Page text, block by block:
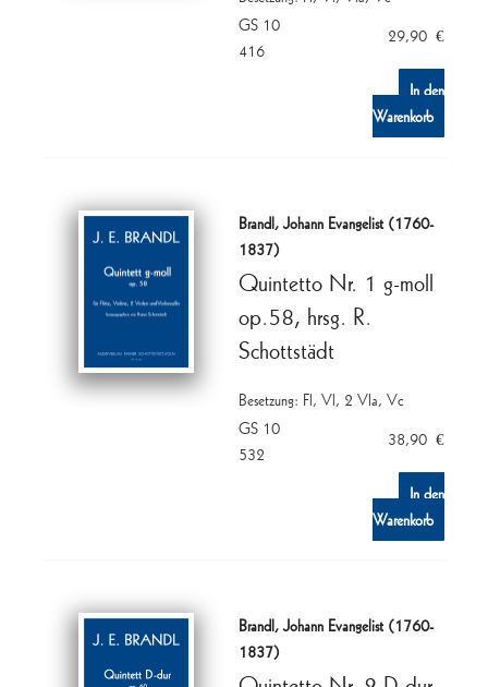
GS 10
416
29,90 €
In den
Warenkorb
Brandl, Johann Evangelist (1760-
1837)
Quintetto Nr. 1 g-moll
op.58, hrsg. R.
Schottstädt
Besetzung: Fl, Vl, 2 Vla, Vc
GS 10
532
38,90 €
In den
Warenkorb
Brandl, Johann Evangelist (1760-
1837)